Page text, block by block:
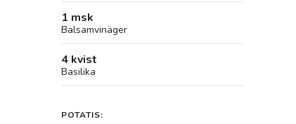
1 msk
Balsamvinäger
4 kvist
Basilika
POTATIS: